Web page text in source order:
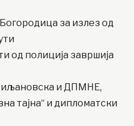
за излез од
од полиција завршија
и ДПМНЕ,
тајна“ и дипломатски